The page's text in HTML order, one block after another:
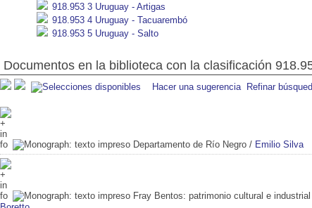
918.953 3 Uruguay - Artigas
918.953 4 Uruguay - Tacuarembó
918.953 5 Uruguay - Salto
Documentos en la biblioteca con la clasificación
Hacer una sugerencia Refinar
Departamento de Río Negro / Emilio Silva
Fray Bentos: patrimonio cultural e industrial